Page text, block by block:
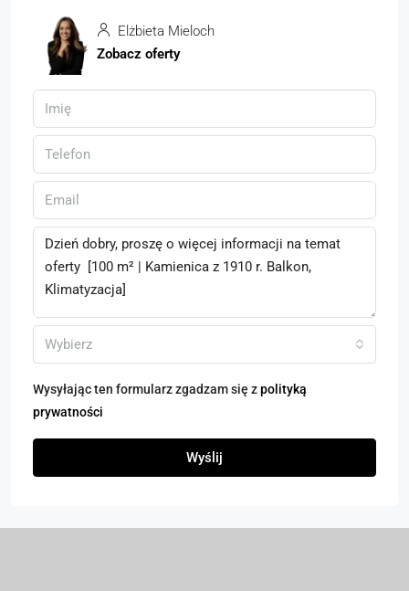
Elżbieta Mieloch
Zobacz oferty
Wybierz
Wysyłając ten formularz zgadzam się zpolityką
prywatności
Wyślij